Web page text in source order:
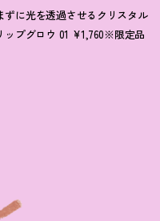
に光を透過させるクリスタル
ップグロウ 01 ¥1,760※限定品